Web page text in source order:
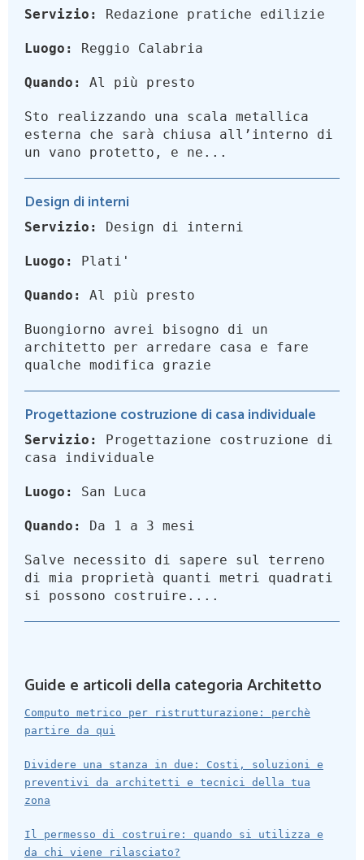
Servizio: Redazione pratiche edilizie
Luogo: Reggio Calabria
Quando: Al più presto
Sto realizzando una scala metallica
esterna che sarà chiusa all’interno di
un vano protetto, e ne...
Design di interni
Servizio: Design di interni
Luogo: Plati'
Quando: Al più presto
Buongiorno avrei bisogno di un
architetto per arredare casa e fare
qualche modifica grazie
Progettazione costruzione di casa individuale
Servizio:
Progettazione costruzione di
casa individuale
Luogo: San Luca
Quando: Da 1 a 3 mesi
Salve necessito di sapere sul terreno
di mia proprietà quanti metri quadrati
si possono costruire....
Guide e articoli della categoria Architetto
Computo metrico per ristrutturazione: perchè
partire da qui
Dividere una stanza in due: Costi, soluzioni e
preventivi da architetti e tecnici della tua
zona
Il permesso di costruire: quando si utilizza e
da chi viene rilasciato?